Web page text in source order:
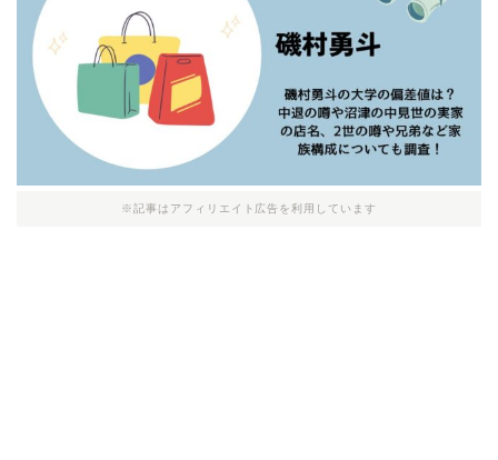
※記事はアフィリエイト広告を利用しています